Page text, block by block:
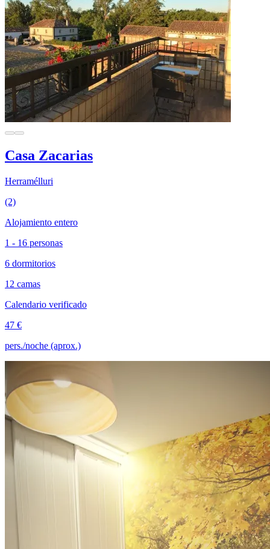
Casa Zacarias
Herramélluri
(2)
Alojamiento entero
1 - 16 personas
6 dormitorios
12 camas
Calendario verificado
47 €
pers./noche (aprox.)